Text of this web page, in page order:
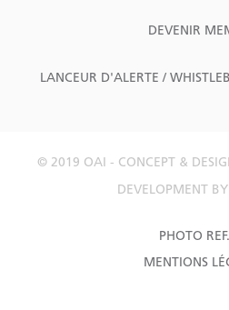
DEVENIR
LANCEUR D'ALERTE /
© 2019 OAI - CONCEPT &
DEVELOPMENT BY
PHOTO REF.
MENTIONS